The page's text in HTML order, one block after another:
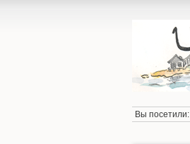
Вы посетили: